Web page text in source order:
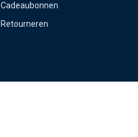
Cadeaubonnen
Retourneren